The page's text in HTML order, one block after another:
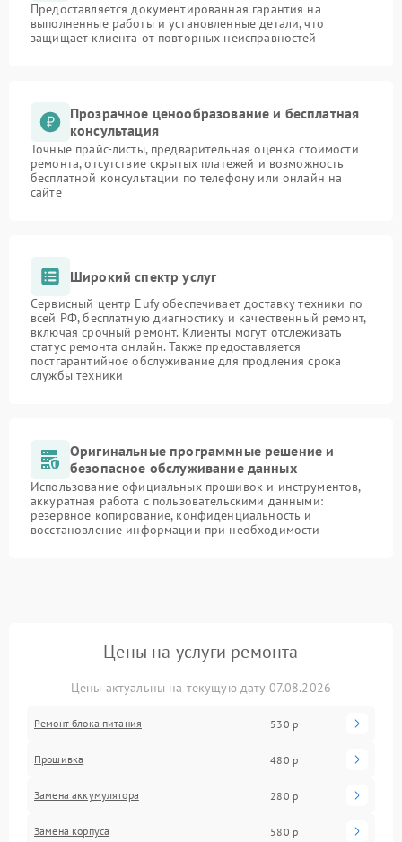
Предоставляется документированная гарантия на
выполненные работы и установленные детали, что
защищает клиента от повторных неисправностей
Прозрачное ценообразование и бесплатная
консультация
Точные прайс-листы, предварительная оценка стоимости
ремонта, отсутствие скрытых платежей и возможность
бесплатной консультации по телефону или онлайн на
сайте
Широкий спектр услуг
Сервисный центр Eufy обеспечивает доставку техники по
всей РФ, бесплатную диагностику и качественный ремонт,
включая срочный ремонт. Клиенты могут отслеживать
статус ремонта онлайн. Также предоставляется
постгарантийное обслуживание для продления срока
службы техники
Оригинальные программные решение и
безопасное обслуживание данных
Использование официальных прошивок и инструментов,
аккуратная работа с пользовательскими данными:
резервное копирование, конфиденциальность и
восстановление информации при необходимости
Цены на услуги ремонта
Цены актуальны на текущую дату 07.08.2026
Ремонт блока питания 530 р
Прошивка 480 р
Замена аккумулятора 280 р
Замена корпуса 580 р